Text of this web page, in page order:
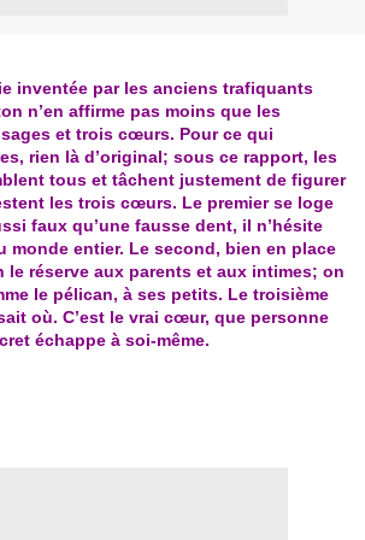
inventée par les anciens trafiquants
n’en affirme pas moins que les
et trois cœurs. Pour ce qui
rien là d’original; sous ce rapport, les
tous et tâchent justement de figurer
les trois cœurs. Le premier se loge
faux qu’une fausse dent, il n’hésite
monde entier. Le second, bien en place
le réserve aux parents et aux intimes; on
le pélican, à ses petits. Le troisième
où. C’est le vrai cœur, que personne
échappe à soi-même.